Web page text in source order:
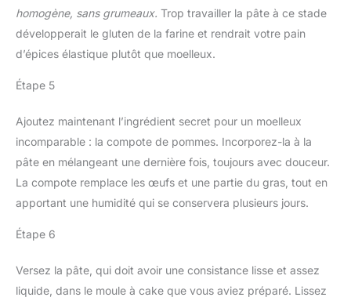
homogène, sans grumeaux. Trop travailler la pâte à ce stade
développerait le gluten de la farine et rendrait votre pain
d’épices élastique plutôt que moelleux.
Étape 5
Ajoutez maintenant l’ingrédient secret pour un moelleux
incomparable : la compote de pommes. Incorporez-la à la
pâte en mélangeant une dernière fois, toujours avec douceur.
La compote remplace les œufs et une partie du gras, tout en
apportant une humidité qui se conservera plusieurs jours.
Étape 6
Versez la pâte, qui doit avoir une consistance lisse et assez
liquide, dans le moule à cake que vous aviez préparé. Lissez